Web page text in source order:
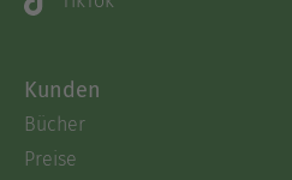
Kunden
Bücher
Preise